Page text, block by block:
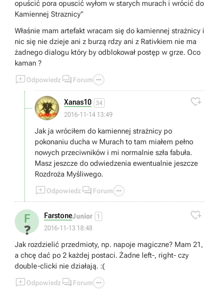
opuścić pora opuscić wyłom w starych murach i wrócić do
Kamiennej Straznicy"
Właśnie mam artefakt wracam się do kamiennej strażnicy i
nic się nie dzieje ani z burzą rdzy ani z Rativkiem nie ma
żadnego dialogu który by odblokował postęp w grze. Oco
kaman ?
Odpowiedz  Forum 
Xanas10 34
2016-11-14 13:49

Jak ja wróciłem do kamiennej strażnicy po
pokonaniu ducha w Murach to tam miałem pełno
nowych przeciwników i mi normalnie szła fabuła.
Masz jeszcze do odwiedzenia ewentualnie jeszcze
Rozdroża Myśliwego.
Odpowiedz  Forum 
F
❓
FarstoneJunior 1
2016-11-13 18:48

Jak rozdzielić przedmioty, np. napoje magiczne? Mam 21,
a chcę dać po 2 każdej postaci. Żadne left-, right- czy
double-clicki nie działają. :(
Odpowiedz  Forum 